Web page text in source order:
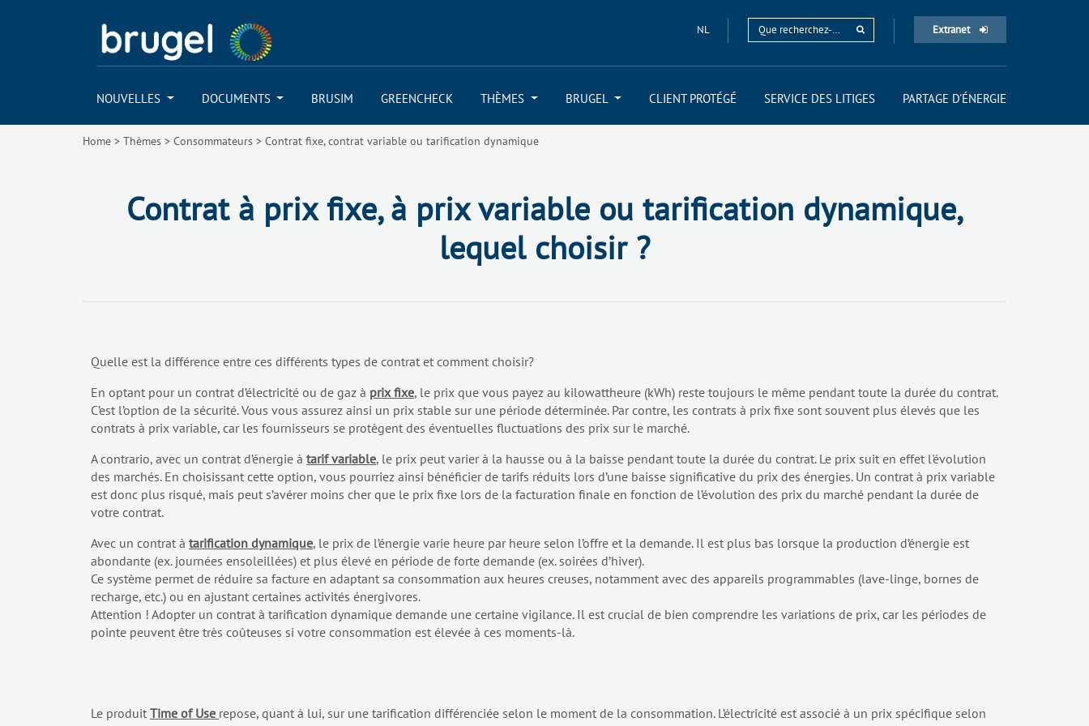
NL Extranet
NOUVELLES DOCUMENTS BRUSIM GREENCHECK THÈMES BRUGEL CLIENT PROTÉGÉ SERVICE DES LITIGES PARTAGE D'ÉNERGIE
Home > Thèmes > Consommateurs > Contrat fixe, contrat variable ou tarification dynamique
Contrat à prix fixe, à prix variable ou tarification dynamique,
lequel choisir ?
Quelle est la différence entre ces différents types de contrat et comment choisir?
En optant pour un contrat d’électricité ou de gaz à prix fixe, le prix que vous payez au kilowattheure (kWh) reste toujours le même pendant toute la durée du contrat.
C’est l’option de la sécurité. Vous vous assurez ainsi un prix stable sur une période déterminée. Par contre, les contrats à prix fixe sont souvent plus élevés que les
contrats à prix variable, car les fournisseurs se protègent des éventuelles fluctuations des prix sur le marché.
A contrario, avec un contrat d’énergie à tarif variable, le prix peut varier à la hausse ou à la baisse pendant toute la durée du contrat. Le prix suit en effet l'évolution
des marchés. En choisissant cette option, vous pourriez ainsi bénéficier de tarifs réduits lors d’une baisse significative du prix des énergies. Un contrat à prix variable
est donc plus risqué, mais peut s’avérer moins cher que le prix fixe lors de la facturation finale en fonction de l’évolution des prix du marché pendant la durée de
votre contrat.
Avec un contrat à tarification dynamique, le prix de l’énergie varie heure par heure selon l’offre et la demande. Il est plus bas lorsque la production d’énergie est
abondante (ex. journées ensoleillées) et plus élevé en période de forte demande (ex. soirées d’hiver).
Ce système permet de réduire sa facture en adaptant sa consommation aux heures creuses, notamment avec des appareils programmables (lave-linge, bornes de
recharge, etc.) ou en ajustant certaines activités énergivores.
Attention ! Adopter un contrat à tarification dynamique demande une certaine vigilance. Il est crucial de bien comprendre les variations de prix, car les périodes de
pointe peuvent être très coûteuses si votre consommation est élevée à ces moments-là.
Le produit Time of Use repose, quant à lui, sur une tarification différenciée selon le moment de la consommation. L’électricité est associé à un prix spécifique selon